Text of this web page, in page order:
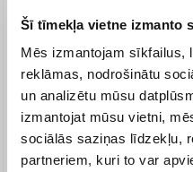
Šī tīmekļa vietne izmanto
Mēs izmantojam sīkfailus,
reklāmas, nodrošinātu
un analizētu mūsu
izmantojat mūsu vietni,
sociālās saziņas līdzekļu,
partneriem, kuri to var
Venipak pakomāts
Augusts 18d. - Augusts 26d.
Venipak Kurjers (6,99
Apmaksā pilnu summu
Augusts 18d. - Augusts 27d.
Omniva pakomāts (
Augusts 18d. - Augusts 26d.